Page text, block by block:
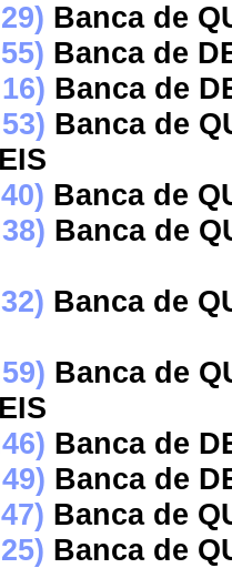
Banca de
Banca de
Banca de
Banca de
Banca de
Banca de
Banca de
Banca de
Banca de
Banca de
Banca de
Banca de